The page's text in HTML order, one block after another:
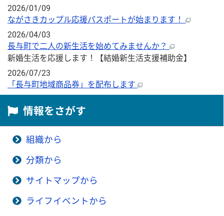
2026/01/09
ながさきカップル応援パスポートが始まります！
2026/04/03
長与町で二人の新生活を始めてみませんか？
新婚生活を応援します！【結婚新生活支援補助金】
2026/07/23
「長与町地域商品券」を配布します
情報をさがす
組織から
分類から
サイトマップから
ライフイベントから